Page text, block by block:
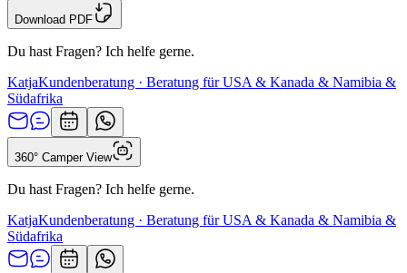
Download PDF
Du hast Fragen? Ich helfe gerne.
KatjaKundenberatung · Beratung für USA & Kanada & Namibia &
Südafrika
360° Camper View
Du hast Fragen? Ich helfe gerne.
KatjaKundenberatung · Beratung für USA & Kanada & Namibia &
Südafrika